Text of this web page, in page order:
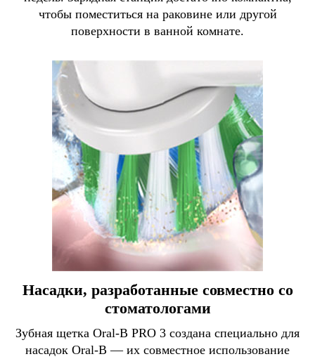
чтобы поместиться на раковине или другой
поверхности в ванной комнате.
Насадки, разработанные совместно со
стоматологами
Зубная щетка Oral-B PRO 3 создана специально для
насадок Oral-B — их совместное использование